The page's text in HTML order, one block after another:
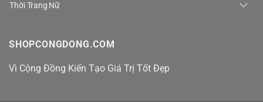
Thời Trang Nữ
SHOPCONGDONG.COM
Vì Cộng Đồng Kiến Tạo Giá Trị Tốt Đẹp